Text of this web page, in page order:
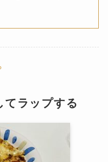
てラップする